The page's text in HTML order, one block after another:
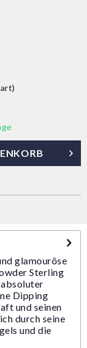
glamouröse
Sterling
Dipping
und seinen
durch seine
und die